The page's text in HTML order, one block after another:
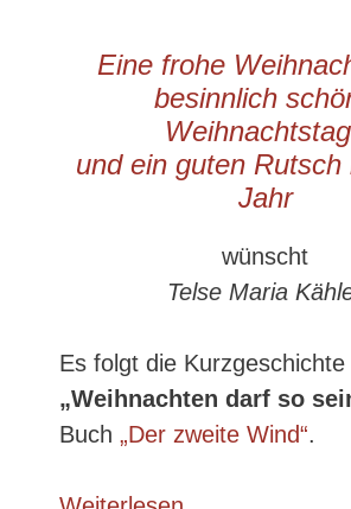
Eine frohe
besinnlich
und ein guten Rutsch
Jahr
wünscht
Telse Maria
Es folgt die Kurzgeschichte
„Weihnachten darf so
Buch „Der zweite Wind“.